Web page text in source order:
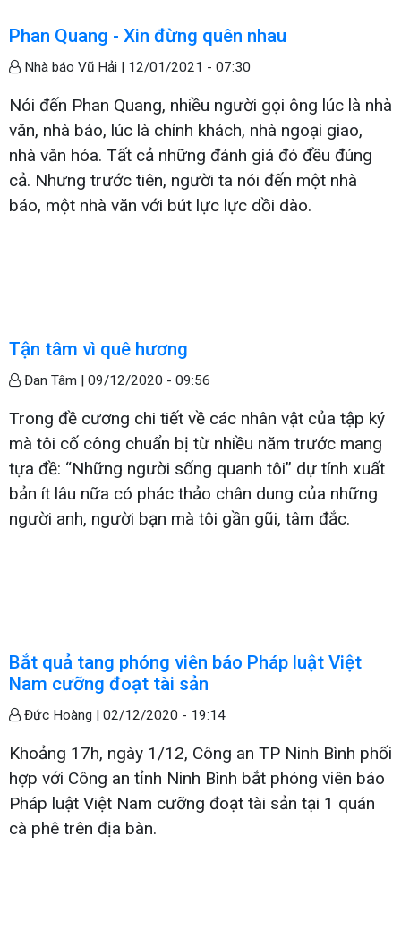
Phan Quang - Xin đừng quên nhau
Nhà báo Vũ Hải | 12/01/2021 - 07:30
Nói đến Phan Quang, nhiều người gọi ông lúc là nhà
văn, nhà báo, lúc là chính khách, nhà ngoại giao,
nhà văn hóa. Tất cả những đánh giá đó đều đúng
cả. Nhưng trước tiên, người ta nói đến một nhà
báo, một nhà văn với bút lực lực dồi dào.
Tận tâm vì quê hương
Đan Tâm | 09/12/2020 - 09:56
Trong đề cương chi tiết về các nhân vật của tập ký
mà tôi cố công chuẩn bị từ nhiều năm trước mang
tựa đề: “Những người sống quanh tôi” dự tính xuất
bản ít lâu nữa có phác thảo chân dung của những
người anh, người bạn mà tôi gần gũi, tâm đắc.
Bắt quả tang phóng viên báo Pháp luật Việt
Nam cưỡng đoạt tài sản
Đức Hoàng | 02/12/2020 - 19:14
Khoảng 17h, ngày 1/12, Công an TP Ninh Bình phối
hợp với Công an tỉnh Ninh Bình bắt phóng viên báo
Pháp luật Việt Nam cưỡng đoạt tài sản tại 1 quán
cà phê trên địa bàn.